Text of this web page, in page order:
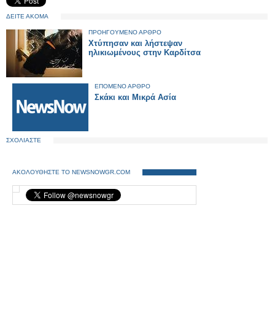
ΔΕΙΤΕ ΑΚΟΜΑ
ΠΡΟΗΓΟΥΜΕΝΟ ΑΡΘΡΟ
Χτύπησαν και λήστεψαν
ηλικιωμένους στην Καρδίτσα
ΕΠΟΜΕΝΟ ΑΡΘΡΟ
Σκάκι και Μικρά Ασία
ΣΧΟΛΙΑΣΤΕ
ΑΚΟΛΟΥΘΗΣΤΕ ΤΟ NEWSNOWGR.COM